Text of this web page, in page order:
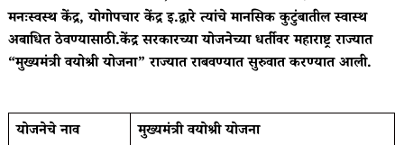
मनःस्वस्थ केंद्र, योगोपचार केंद्र इ.द्वारे त्यांचे मानसिक कुटुंबातील स्वास्थ
अबाधित ठेवण्यासाठी.केंद्र सरकारच्या योजनेच्या धर्तीवर महाराष्ट्र राज्यात
“मुख्यमंत्री वयोश्री योजना” राज्यात राबवण्यात सुरुवात करण्यात आली.
योजनेचे नाव
मुख्यमंत्री वयोश्री योजना